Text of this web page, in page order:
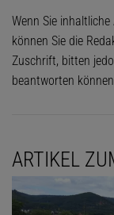
Wenn Sie
können Sie die
Zuschrift, bitten
beantworten können.
ARTIKEL